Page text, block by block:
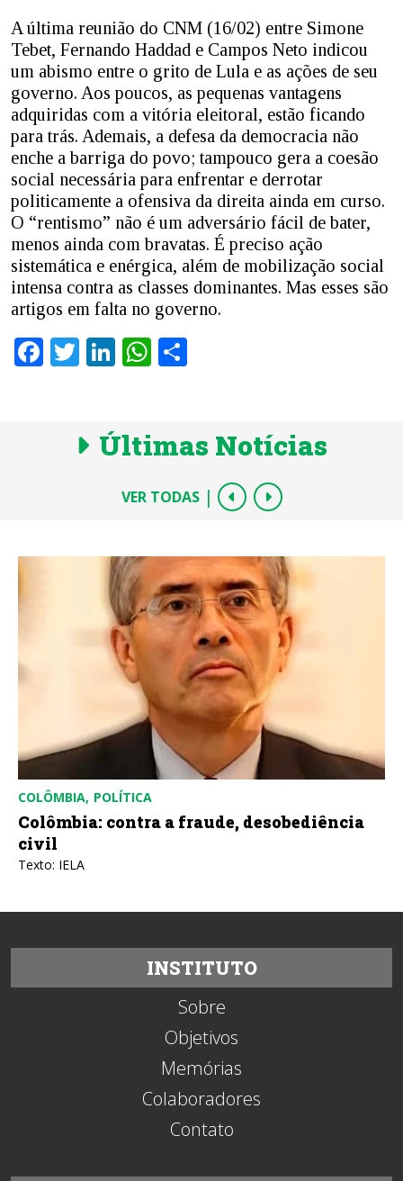
A última reunião do CNM (16/02) entre Simone
Tebet, Fernando Haddad e Campos Neto indicou
um abismo entre o grito de Lula e as ações de seu
governo. Aos poucos, as pequenas vantagens
adquiridas com a vitória eleitoral, estão ficando
para trás. Ademais, a defesa da democracia não
enche a barriga do povo; tampouco gera a coesão
social necessária para enfrentar e derrotar
politicamente a ofensiva da direita ainda em curso.
O “rentismo” não é um adversário fácil de bater,
menos ainda com bravatas. É preciso ação
sistemática e enérgica, além de mobilização social
intensa contra as classes dominantes. Mas esses são
artigos em falta no governo.
Facebook
Twitter
LinkedInWhatsApp
Últimas Notícias
VER TODAS |
COLÔMBIA POLÍTICA
Colômbia: contra a fraude, desobediência
civil
Texto: IELA
INSTITUTO
Sobre
Objetivos
Memórias
Colaboradores
Contato